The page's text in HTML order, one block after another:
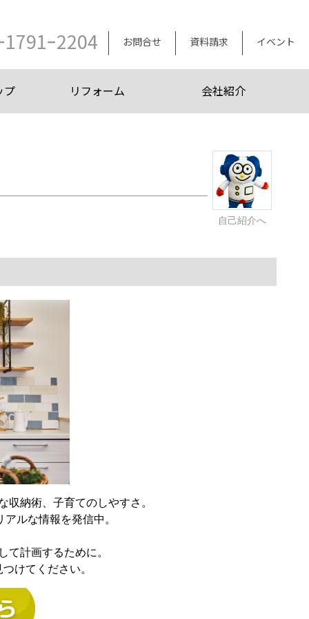
ｰ2204 お問合せ 資料請求 イベント
プ リフォーム 会社紹介
自己紹介へ
納術、子育てのしやすさ。
ルな情報を発信中。
て計画するために。
けてください。